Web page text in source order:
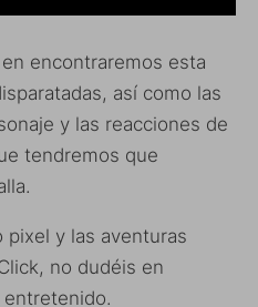
encontraremos esta
así como las
y las reacciones de
tendremos que
y las aventuras
no dudéis en